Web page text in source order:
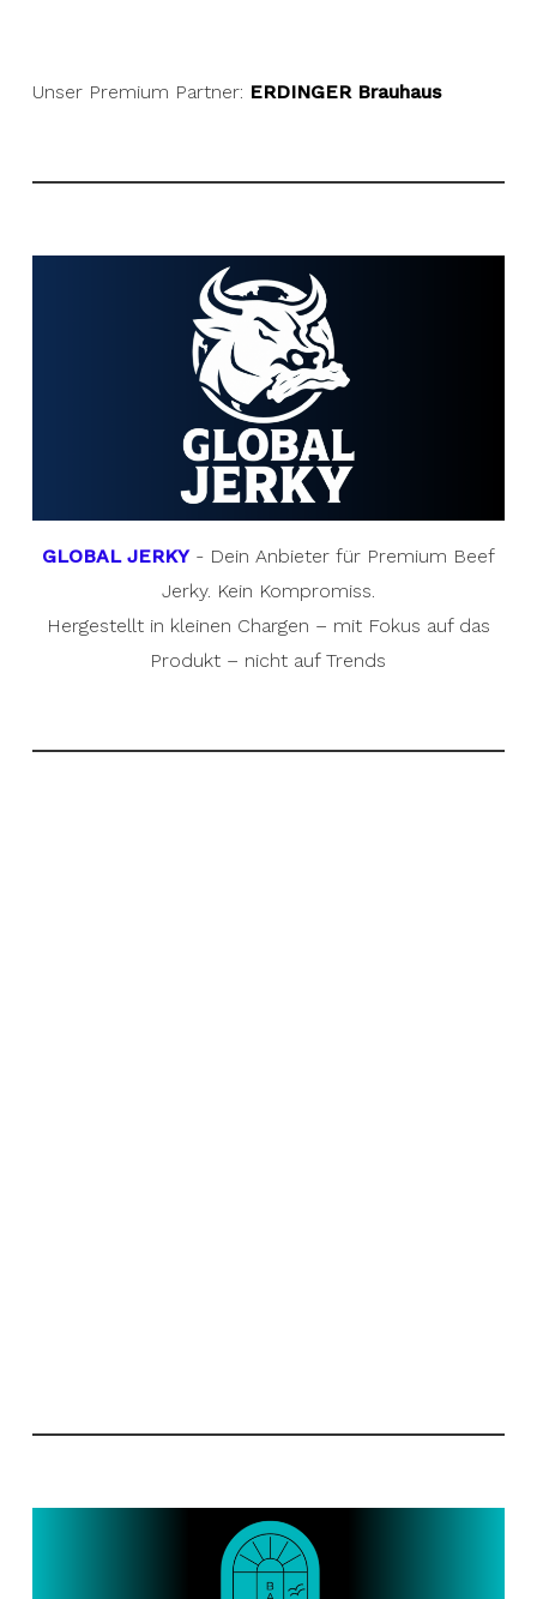
Unser Premium Partner: ERDINGER Brauhaus
GLOBAL JERKY- Dein Anbieter für Premium Beef
Jerky. Kein Kompromiss.
Hergestellt in kleinen Chargen – mit Fokus auf das
Produkt – nicht auf Trends